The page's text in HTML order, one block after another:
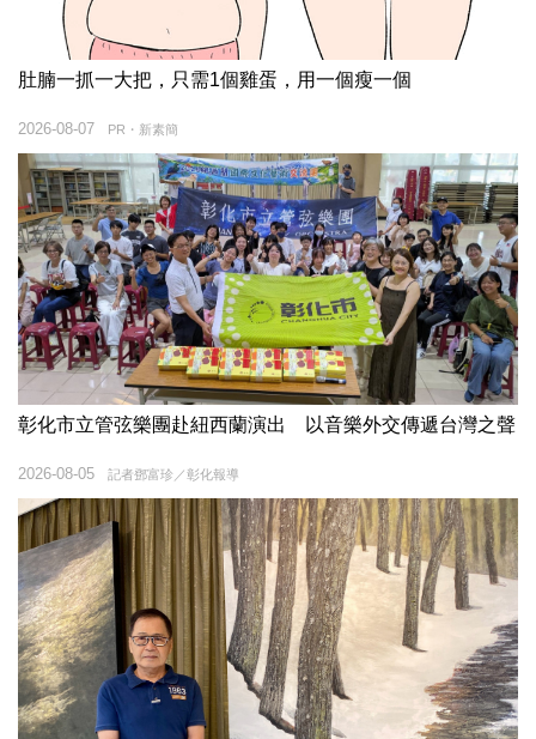
肚腩一抓一大把，只需1個雞蛋，用一個瘦一個
PR・新素簡
2026-08-07
彰化市立管弦樂團赴紐西蘭演出 以音樂外交傳遞台灣之聲
記者鄧富珍／彰化報導
2026-08-05